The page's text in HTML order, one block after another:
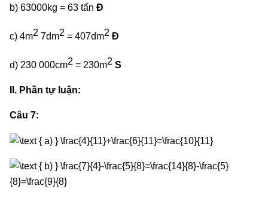
b) 63000kg = 63 tấn Đ
c) 4m2 7dm2 = 407dm2 Đ
d) 230 000cm2 = 230m2 S
II. Phần tự luận:
Câu 7: